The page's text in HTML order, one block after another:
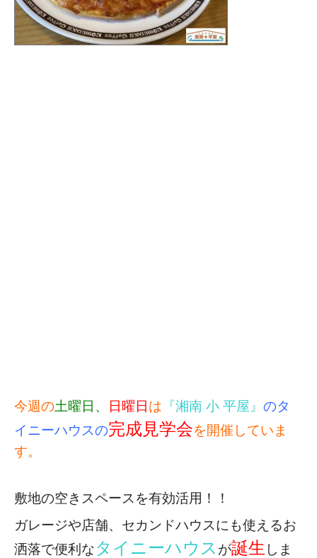
今週の土曜日、 日曜日 は 『湘南 小 平屋』 のタ
イニーハウスの完成見学会を開催していま
す。
敷地の空きスペースを有効活用！！
ガレージや店舗、セカンドハウスにも使えるお
洒落で便利なタイニーハウス が誕生 しま